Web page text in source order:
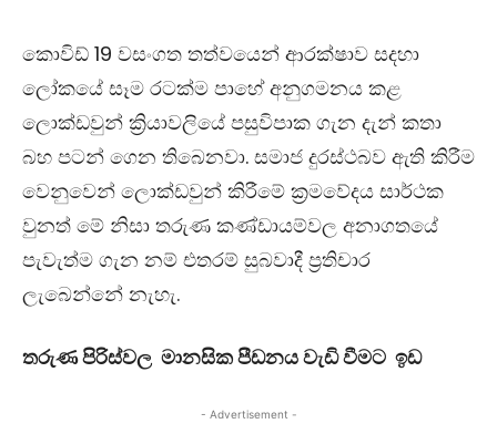
කොවිඩ් 19 වසංගත තත්වයෙන් ආරක්ෂාව සදහා
ලෝකයේ සෑම රටක්ම පාහේ අනුගමනය කළ
ලොක්ඩවුන් ක්‍රියාවලියේ පසුවිපාක ගැන දැන් කතා
බහ පටන් ගෙන තිබෙනවා. සමාජ දුරස්ථබව ඇති කිරීම
වෙනුවෙන් ලොක්ඩවුන් කිරීමේ ක්‍රමවේදය සාර්ථක
වුනත් මේ නිසා තරුණ කණ්ඩායම්වල අනාගතයේ
පැවැත්ම ගැන නම් එතරම් සුබවාදී ප්‍රතිචාර
ලැබෙන්නේ නැහැ.
තරුණ පිරිස්වල මානසික පීඩනය වැඩි වීමට ඉඩ
- Advertisement -